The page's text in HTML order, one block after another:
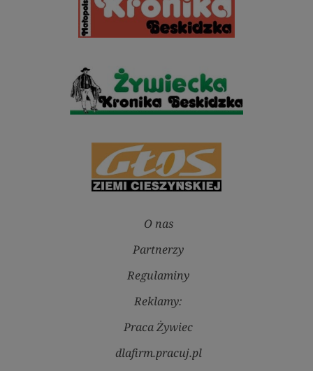
O nas
Partnerzy
Regulaminy
Reklamy:
Praca Żywiec
dlafirm.pracuj.pl